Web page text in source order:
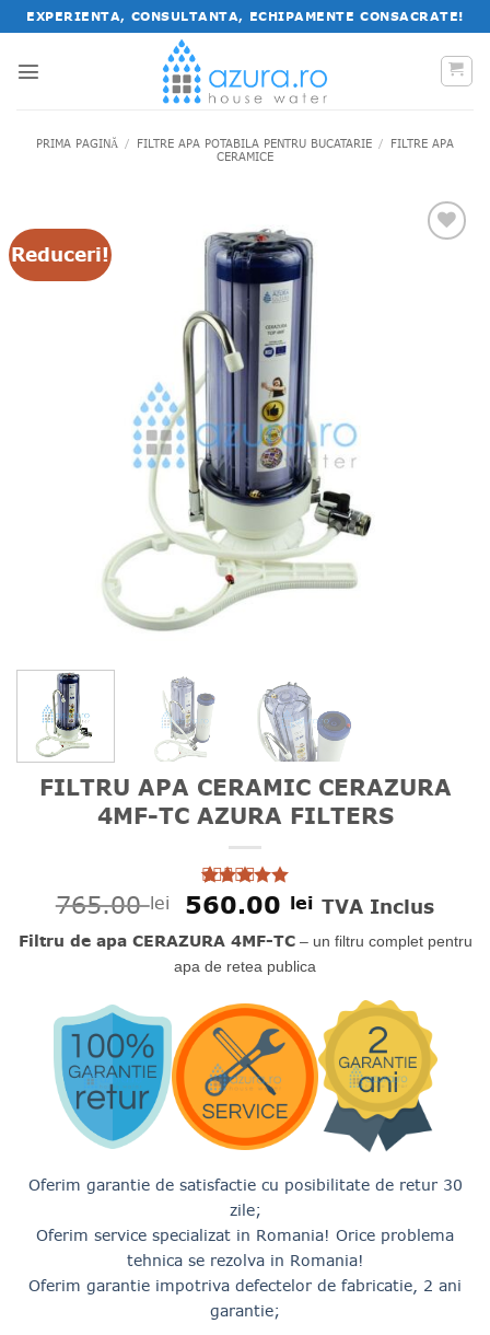
Salt
la
conținut
EXPERIENTA, CONSULTANTA, ECHIPAMENTE CONSACRATE!
PRIMA PAGINĂ / FILTRE APA POTABILA PENTRU BUCATARIE / FILTRE APA
CERAMICE
Reduceri!
FILTRU APA CERAMIC CERAZURA
4MF-TC AZURA FILTERS
Evaluat la
5din 5 pe
baza a
3
la clienți
765.00lei Prețul
inițial
a
fost:
765.00 lei.
560.00 leiPrețul
curent
este:
560.00 lei.
TVA Inclus
Filtru de apa CERAZURA 4MF-TC– un filtru complet pentru
apa de retea publica
Oferim garantie de satisfactie cu posibilitate de retur 30
zile;
Oferim service specializat in Romania! Orice problema
tehnica se rezolva in Romania!
Oferim garantie impotriva defectelor de fabricatie, 2 ani
garantie;